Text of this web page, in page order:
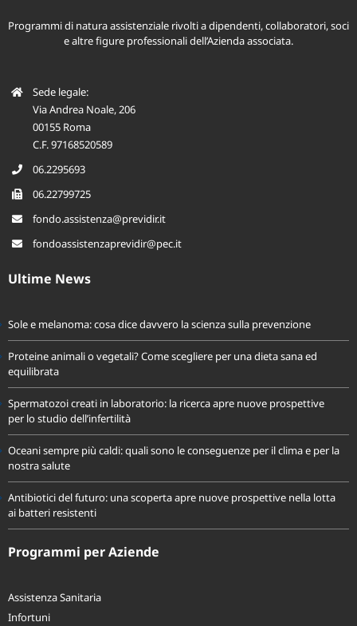
Programmi di natura assistenziale rivolti a dipendenti, collaboratori, soci
Sede legale:
Via Andrea Noale, 206
00155 Roma
C.F. 97168520589
06.2295693
06.22799725
fondo.assistenza@previdir.it
Sole e melanoma: cosa dice davvero la scienza sulla prevenzione
Proteine animali o vegetali? Come scegliere per una dieta sana ed
equilibrata
Spermatozoi creati in laboratorio: la ricerca apre nuove prospettive
per lo studio dell’infertilità
Oceani sempre più caldi: quali sono le conseguenze per il clima e per la
nostra salute
Antibiotici del futuro: una scoperta apre nuove prospettive nella lotta
ai batteri resistenti
Assistenza Sanitaria